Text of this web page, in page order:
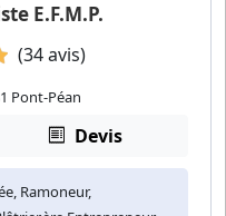
E.F.M.P.
(34 avis)
Pont-Péan
Devis
Ramoneur,